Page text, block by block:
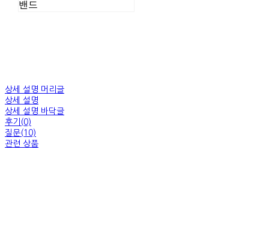
밴드
상세 설명 머리글
상세 설명
상세 설명 바닥글
후기(0)
질문(10)
관련 상품